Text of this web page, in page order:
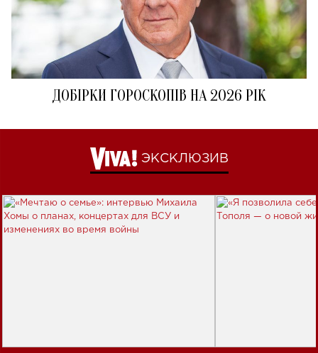
ДОБІРКИ ГОРОСКОПІВ НА 2026 РІК
ЭКСКЛЮЗИВ